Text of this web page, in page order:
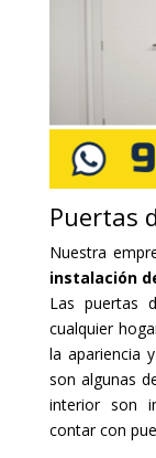
Puertas
Nuestra
instalación
Las puertas
cualquier
la apariencia
son algunas
interior son
contar con